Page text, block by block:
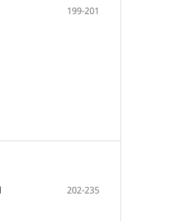
199-201
202-235